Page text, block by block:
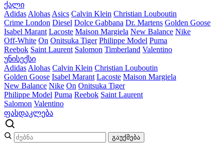
ქალი
Adidas Alohas Asics Calvin Klein Christian Louboutin
Crime London Diesel Dolce Gabbana Dr. Martens Golden Goose
Isabel Marant Lacoste Maison Margiela New Balance Nike
Off-White On Onitsuka Tiger Philippe Model Puma
Reebok Saint Laurent Salomon Timberland Valentino
უნისექსი
Adidas Alohas Calvin Klein Christian Louboutin
Golden Goose Isabel Marant Lacoste Maison Margiela
New Balance Nike On Onitsuka Tiger
Philippe Model Puma Reebok Saint Laurent
Salomon Valentino
ფასდაკლება
გაუქმება